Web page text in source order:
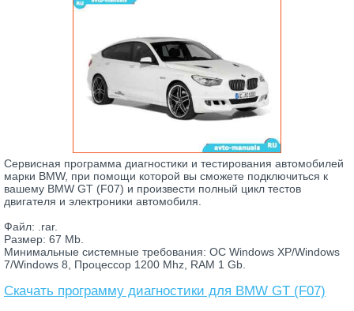
Сервисная программа диагностики и тестирования автомобилей
марки BMW, при помощи которой вы сможете подключиться к
вашему BMW GT (F07) и произвести полный цикл тестов
двигателя и электроники автомобиля.
Файл: .rar.
Размер: 67 Mb.
Минимальные системные требования: ОС Windows XP/Windows
7/Windows 8, Процессор 1200 Mhz, RAM 1 Gb.
Скачать программу диагностики для BMW GT (F07)